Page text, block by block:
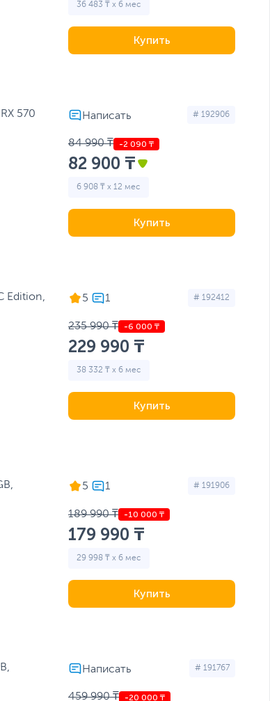
36 483 ₸ x 6 мес
Купить
570 # 192906
84 990 ₸
82 900 ₸
6 908 ₸ x 12 мес
Купить
Edition,
5 # 192412
235 990 ₸
229 990 ₸
38 332 ₸ x 6 мес
Купить
5 # 191906
189 990 ₸
179 990 ₸
29 998 ₸ x 6 мес
Купить
# 191767
459 990 ₸